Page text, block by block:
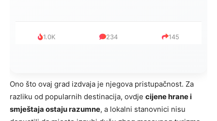
1.0K 234 145
Ono što ovaj grad izdvaja je njegova pristupačnost. Za
razliku od popularnih destinacija, ovdje cijene hrane i
smještaja ostaju razumne, a lokalni stanovnici nisu